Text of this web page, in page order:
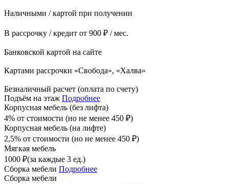
Наличными / картой при получении
В рассрочку / кредит от 900 ₽ / мес.
Банковской картой на сайте
Картами рассрочки «Свобода», «Халва»
Безналичный расчет (оплата по счету)
Подъём на этаж Подробнее
Корпусная мебель (без лифта)
4% от стоимости (но не менее 450 ₽)
Корпусная мебель (на лифте)
2,5% от стоимости (но не менее 450 ₽)
Мягкая мебель
1000 ₽(за каждые 3 ед.)
Сборка мебели Подробнее
Сборка мебели